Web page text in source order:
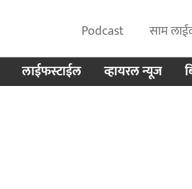
Podcast साम
लाईफस्टाईल व्हायरल न्यूज